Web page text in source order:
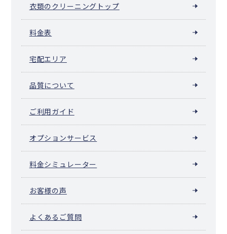
衣類のクリーニングトップ
料金表
宅配エリア
品質について
ご利用ガイド
オプションサービス
料金シミュレーター
お客様の声
よくあるご質問